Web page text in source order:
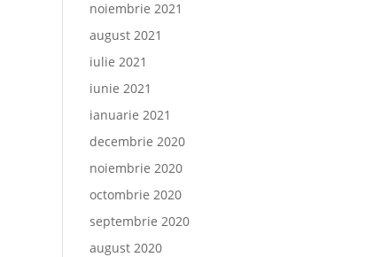
noiembrie 2021
august 2021
iulie 2021
iunie 2021
ianuarie 2021
decembrie 2020
noiembrie 2020
octombrie 2020
septembrie 2020
august 2020